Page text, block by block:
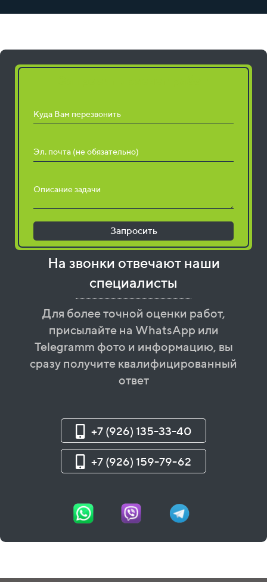
Куда Вам перезвонить
Эл. почта (не обязательно)
Описание задачи
Запросить
На звонки отвечают наши
специалисты
Для более точной оценки работ,
присылайте на WhatsApp или
Telegramm фото и информацию, вы
сразу получите квалифицированный
ответ
+7 (926) 135-33-40
+7 (926) 159-79-62